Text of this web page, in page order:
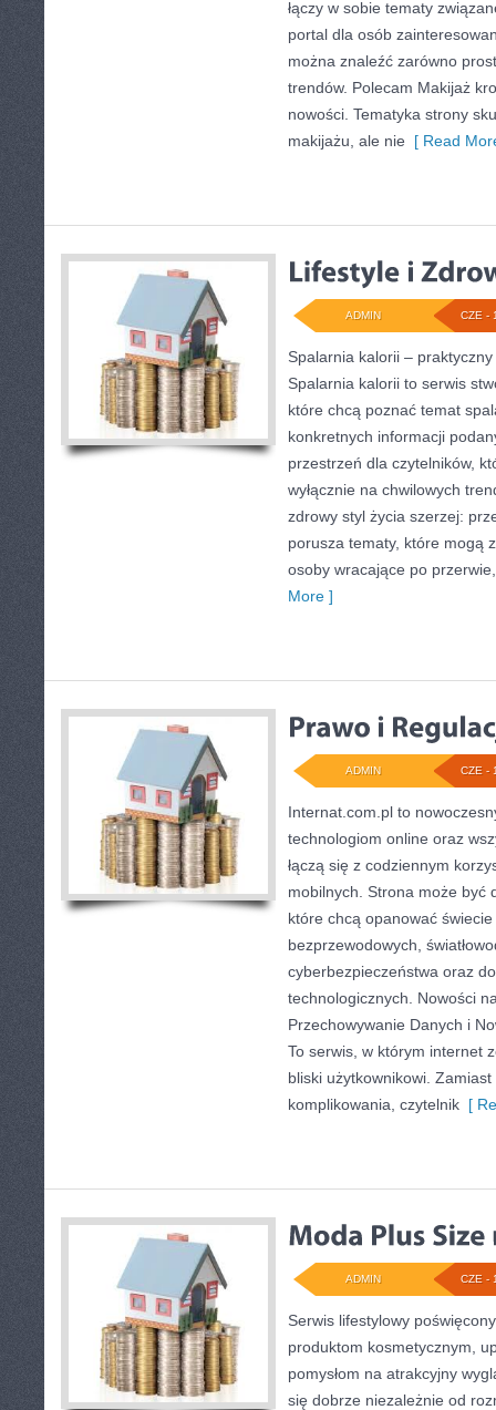
łączy w sobie tematy
portal dla osób
można znaleźć zarówno
trendów. Polecam Makijaż
nowości. Tematyka strony
makijażu, ale nie [ Read
CZE -
ADMIN
Spalarnia kalorii –
Spalarnia kalorii to serwis
które chcą poznać temat
konkretnych informacji
przestrzeń dla czytelników,
wyłącznie na chwilowych
zdrowy styl życia szerzej:
porusza tematy, które mogą
osoby wracające po
More ]
CZE -
ADMIN
Internat.com.pl to
technologiom online oraz
łączą się z codziennym
mobilnych. Strona może być
które chcą opanować
bezprzewodowych,
cyberbezpieczeństwa oraz
technologicznych. Nowości
Przechowywanie Danych i
To serwis, w którym internet
bliski użytkownikowi.
komplikowania, czytelnik [
CZE -
ADMIN
Serwis lifestylowy
produktom kosmetycznym,
pomysłom na atrakcyjny
się dobrze niezależnie od